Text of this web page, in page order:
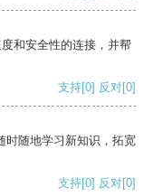
和安全性的连接，并帮
支持[0] 反对[0]
时随地学习新知识，拓宽
支持[0] 反对[0]